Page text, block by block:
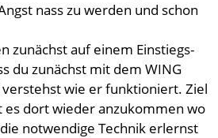
nass zu werden und schon
zunächst auf einem Einstiegs-
du zunächst mit dem WING
wie er funktioniert. Ziel
es dort wieder anzukommen wo
notwendige Technik erlernst